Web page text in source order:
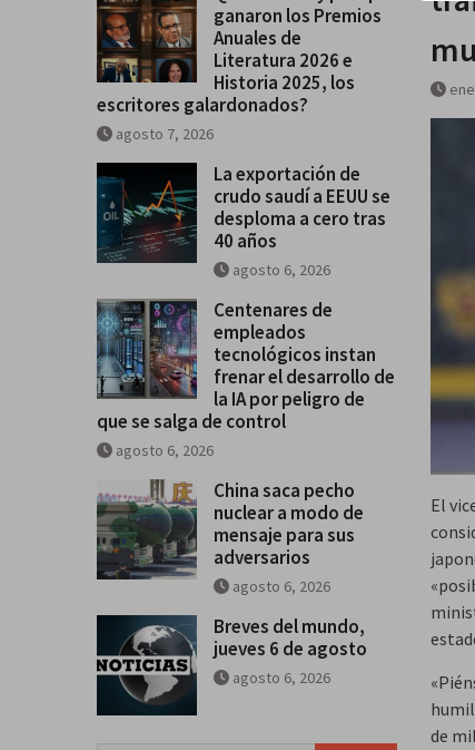
Historia 2025, los escritores
galardonados?
El
de
ganaron los Premios
Anuales de
Literatura 2026 e
Historia 2025, los
escritores galardonados?
agosto 7, 2026
La exportación de
crudo saudí a EEUU se
desploma a cero tras
40 años
agosto 6, 2026
Centenares de
empleados
tecnológicos instan
frenar el desarrollo de
la IA por peligro de
que se salga de control
agosto 6, 2026
China saca pecho
nuclear a modo de
mensaje para sus
adversarios
agosto 6, 2026
Breves del mundo,
jueves 6 de agosto
agosto 6, 2026